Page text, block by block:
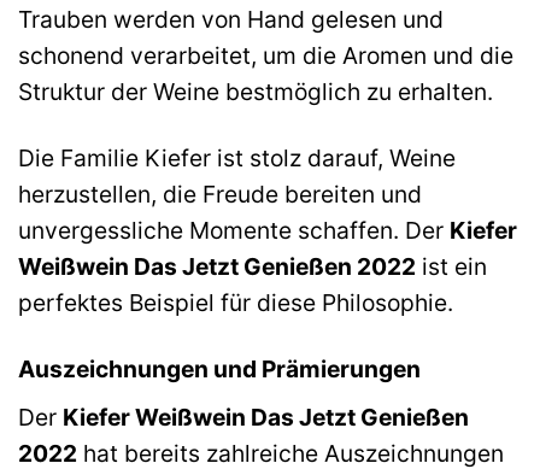
Trauben werden von Hand gelesen und
schonend verarbeitet, um die Aromen und die
Struktur der Weine bestmöglich zu erhalten.
Die Familie Kiefer ist stolz darauf, Weine
herzustellen, die Freude bereiten und
unvergessliche Momente schaffen. Der Kiefer
Weißwein Das Jetzt Genießen 2022 ist ein
perfektes Beispiel für diese Philosophie.
Auszeichnungen und Prämierungen
Der Kiefer Weißwein Das Jetzt Genießen
2022 hat bereits zahlreiche Auszeichnungen